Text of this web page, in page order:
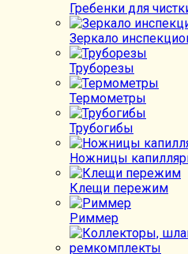
Гребенки для
Зеркало
Труборезы
Термометры
Трубогибы
Ножницы
Клещи пережим
Риммер